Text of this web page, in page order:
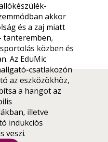
akkor
és a zaj miatt
tanteremben,
közben és
Az EduMic
csatlakozón
az eszközökhöz,
a hangot az
illetve
indukciós
veszi.